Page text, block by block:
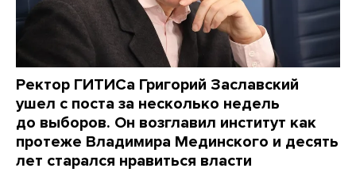
Ректор ГИТИСа Григорий Заславский
ушел с поста за несколько недель
до выборов. Он возглавил институт как
протеже Владимира Мединского и десять
лет старался нравиться власти